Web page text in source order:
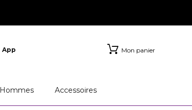
App Mon panier
Hommes Accessoires